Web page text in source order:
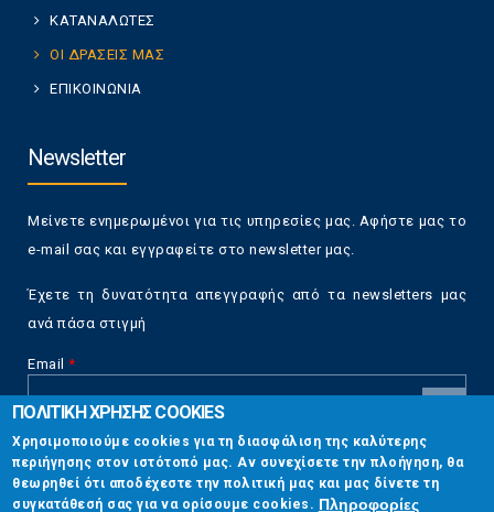
ΚΑΤΑΝΑΛΩΤΕΣ
ΟΙ ΔΡΑΣΕΙΣ ΜΑΣ
ΕΠΙΚΟΙΝΩΝΙΑ
Newsletter
Μείνετε ενημερωμένοι για τις υπηρεσίες μας. Αφήστε μας το
e-mail σας και εγγραφείτε στο newsletter μας.
Έχετε τη δυνατότητα απεγγραφής από τα newsletters μας
ανά πάσα στιγμή
Email *
CAPTCHA
This
question is
for testing
Επικοινωνία
ΠΟΛΙΤΙΚΗ ΧΡΗΣΗΣ COOKIES
Χρησιμοποιούμε cookies για τη διασφάλιση της καλύτερης
περιήγησης στον ιστότοπό μας. Αν συνεχίσετε την πλοήγηση, θα
θεωρηθεί ότι αποδέχεστε την πολιτική μας και μας δίνετε τη
συγκατάθεσή σας για να ορίσουμε cookies. Πληροφορίες